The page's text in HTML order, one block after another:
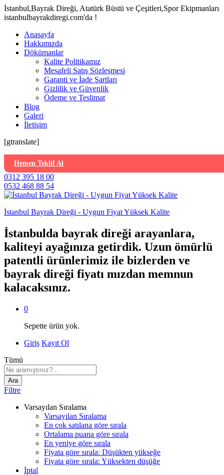
İstanbul,Bayrak Direği, Atatürk Büstü ve Çeşitleri,Spor Ekipmanları
istanbulbayrakdiregi.com'da !
Anasayfa
Hakkımızda
Dökümanlar
Kalite Politikamız
Mesafeli Satış Sözleşmesi
Garanti ve İade Şartları
Gizlilik ve Güvenlik
Ödeme ve Teslimat
Blog
Galeri
İletişim
[gtranslate]
Hemen Teklif Al
0312 395 18 00
0532 468 88 54
İstanbul Bayrak Direği - Uygun Fiyat Yüksek Kalite
İstanbulda bayrak direği arayanlara,
kaliteyi ayağınıza getirdik. Uzun ömürlü
patentli ürünlerimiz ile bizlerden ve
bayrak direği fiyatı mızdan memnun
kalacaksınız.
0
Sepette ürün yok.
Giriş Kayıt Ol
Tümü
Ara
Filtre
Varsayılan Sıralama
Varsayılan Sıralama
En çok satılana göre sırala
Ortalama puana göre sırala
En yeniye göre sırala
Fiyata göre sırala: Düşükten yükseğe
Fiyata göre sırala: Yüksekten düşüğe
İptal